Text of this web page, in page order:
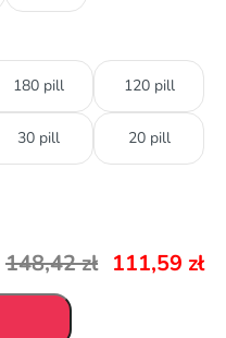
180 pill 120 pill
30 pill 20 pill
148,42zł 111,59 zł